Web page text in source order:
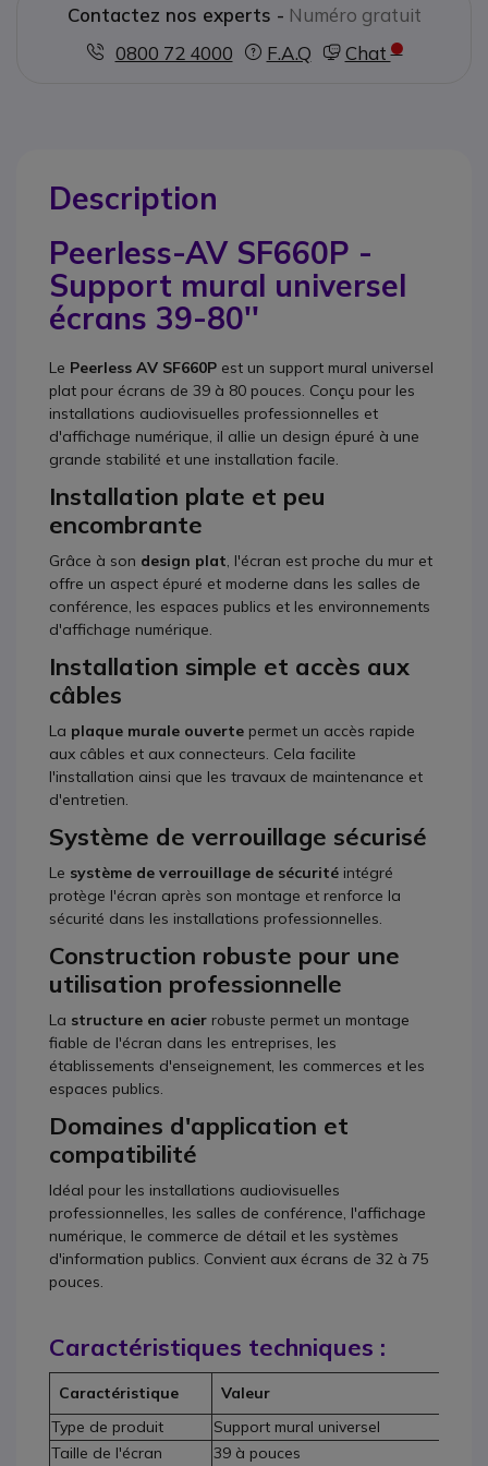
Contactez nos experts - Numéro gratuit
0800 72 4000
F.A.Q Chat
Description
Peerless-AV SF660P -
Support mural universel
écrans 39-80''
Le Peerless AV SF660P est un support mural universel
plat pour écrans de 39 à 80 pouces. Conçu pour les
installations audiovisuelles professionnelles et
d'affichage numérique, il allie un design épuré à une
grande stabilité et une installation facile.
Installation plate et peu
encombrante
Grâce à son design plat, l'écran est proche du mur et
offre un aspect épuré et moderne dans les salles de
conférence, les espaces publics et les environnements
d'affichage numérique.
Installation simple et accès aux
câbles
La plaque murale ouverte permet un accès rapide
aux câbles et aux connecteurs. Cela facilite
l'installation ainsi que les travaux de maintenance et
d'entretien.
Système de verrouillage sécurisé
Le système de verrouillage de sécurité intégré
protège l'écran après son montage et renforce la
sécurité dans les installations professionnelles.
Construction robuste pour une
utilisation professionnelle
La structure en acier robuste permet un montage
fiable de l'écran dans les entreprises, les
établissements d'enseignement, les commerces et les
espaces publics.
Domaines d'application et
compatibilité
Idéal pour les installations audiovisuelles
professionnelles, les salles de conférence, l'affichage
numérique, le commerce de détail et les systèmes
d'information publics. Convient aux écrans de 32 à 75
pouces.
Caractéristiques techniques :
Caractéristique
Valeur
Type de produit
Support mural universel
Taille de l'écran
39 à pouces